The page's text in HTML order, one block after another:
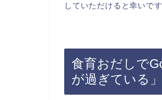
していただけると幸いです
食育おだしで
が過ぎている」